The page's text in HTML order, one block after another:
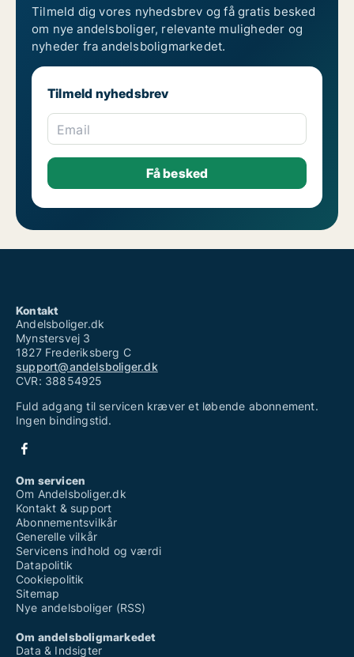
Tilmeld dig vores nyhedsbrev og få gratis besked
om nye andelsboliger, relevante muligheder og
nyheder fra andelsboligmarkedet.
Tilmeld nyhedsbrev
Email
Kontakt
Andelsboliger.dk
Mynstersvej 3
1827 Frederiksberg C
support@andelsboliger.dk
CVR: 38854925
Fuld adgang til servicen kræver et løbende abonnement.
Ingen bindingstid.
Om servicen
Om Andelsboliger.dk
Kontakt & support
Abonnementsvilkår
Generelle vilkår
Servicens indhold og værdi
Datapolitik
Cookiepolitik
Sitemap
Nye andelsboliger (RSS)
Om andelsboligmarkedet
Data & Indsigter